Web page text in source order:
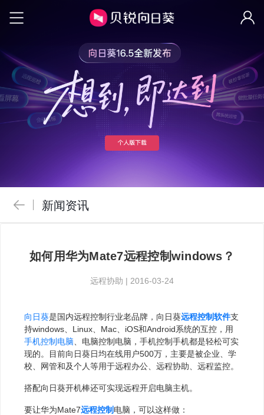
新闻资讯
如何用华为Mate7远程控制windows？
远程协助 | 2016-03-24
向日葵是国内远程控制行业老品牌，向日葵远程控制软件支
持windows、Linux、Mac、iOS和Android系统的互控，用
手机控制电脑 、电脑控制电脑，手机控制手机都是轻松可实
现的。目前向日葵日均在线用户500万，主要是被企业、学
校、网管和及个人等用于远程办公、远程协助、远程监控。
搭配向日葵开机棒还可实现远程开启电脑主机。
要让华为Mate7远程控制电脑，可以这样做：